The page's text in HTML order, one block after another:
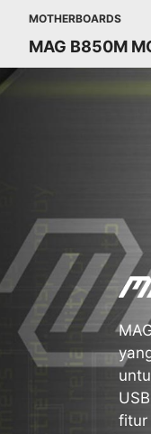
MOTHERBOARDS
MAG B850M
fitur